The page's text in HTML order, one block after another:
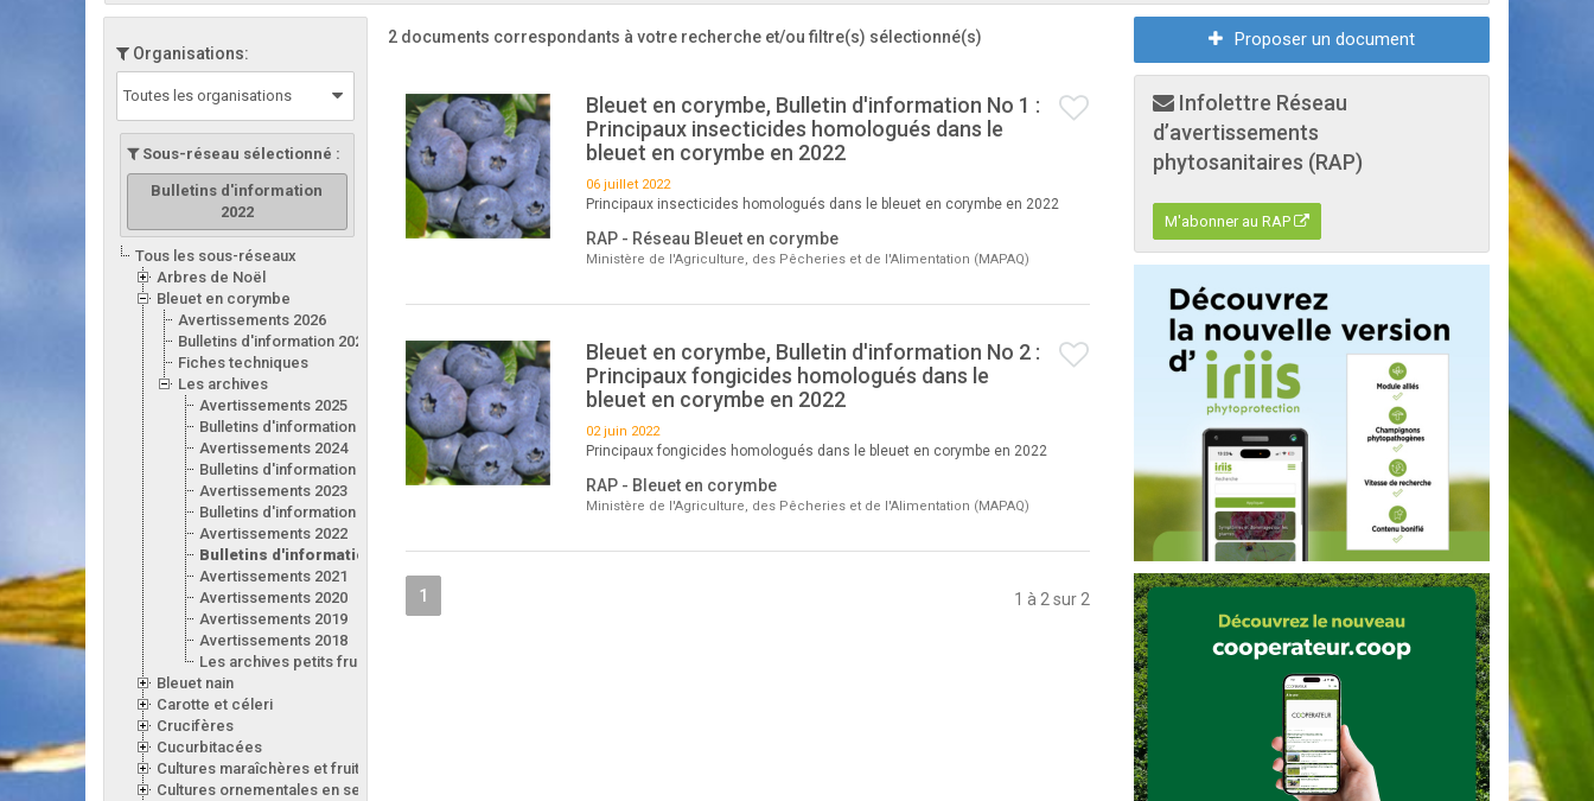
Organisations:
Toutes les organisations
Sous-réseau sélectionné :
Bulletins d'information
2022
Tous les sous-réseaux
Arbres de Noël
Bleuet en corymbe
Avertissements 2026
Bulletins d'information 2026
Fiches techniques
Les archives
Avertissements 2025
Bulletins d'information 2025
Avertissements 2024
Bulletins d'information 2024
Avertissements 2023
Bulletins d'information 2023
Avertissements 2022
Bulletins d'information 2022
Avertissements 2021
Avertissements 2020
Avertissements 2019
Avertissements 2018
Les archives petits fruits
Bleuet nain
Carotte et céleri
Crucifères
Cucurbitacées
Cultures maraîchères et fruitières en serre
Cultures ornementales en serre
2 documents correspondants à votre recherche et/ou filtre(s) sélectionné(s)
Bleuet en corymbe, Bulletin d'information No 1 :
Principaux insecticides homologués dans le
bleuet en corymbe en 2022
06 juillet 2022
Principaux insecticides homologués dans le bleuet en corymbe en 2022
RAP - Réseau Bleuet en corymbe
Ministère de l'Agriculture, des Pêcheries et de l'Alimentation (MAPAQ)
Bleuet en corymbe, Bulletin d'information No 2 :
Principaux fongicides homologués dans le
bleuet en corymbe en 2022
02 juin 2022
Principaux fongicides homologués dans le bleuet en corymbe en 2022
RAP - Bleuet en corymbe
Ministère de l'Agriculture, des Pêcheries et de l'Alimentation (MAPAQ)
1 1 à 2 sur 2
Proposer un document
Infolettre Réseau
d’avertissements
phytosanitaires (RAP)
M'abonner au RAP